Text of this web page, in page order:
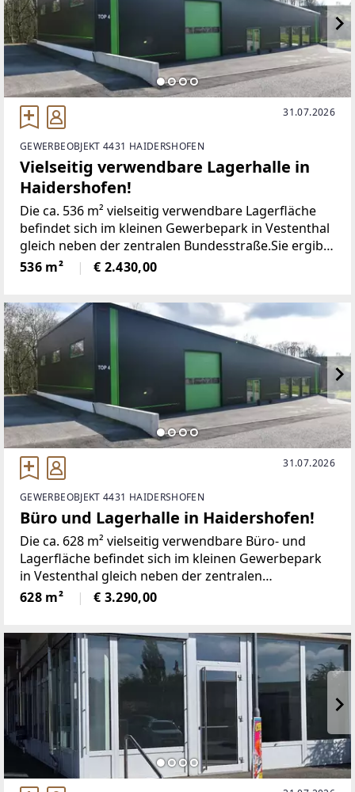
31.07.2026
GEWERBEOBJEKT 4431 HAIDERSHOFEN
Vielseitig verwendbare Lagerhalle in
Haidershofen!
Die ca. 536 m² vielseitig verwendbare Lagerfläche
befindet sich im kleinen Gewerbepark in Vestenthal
gleich neben der zentralen Bundesstraße.Sie ergibt
sich aus ca. 436 m² Lagerhalle mit zusätzlich ca. 100
m² Kleinmateriallager (ca. 80 Kg/m²)Durch
536 m² € 2.430,00
31.07.2026
GEWERBEOBJEKT 4431 HAIDERSHOFEN
Büro und Lagerhalle in Haidershofen!
Die ca. 628 m² vielseitig verwendbare Büro- und
Lagerfläche befindet sich im kleinen Gewerbepark
in Vestenthal gleich neben der zentralen
Bundesstraße.Durch die praktische Größe und die
hervorragende Raumaufteilung ist das Objekt
628 m² € 3.290,00